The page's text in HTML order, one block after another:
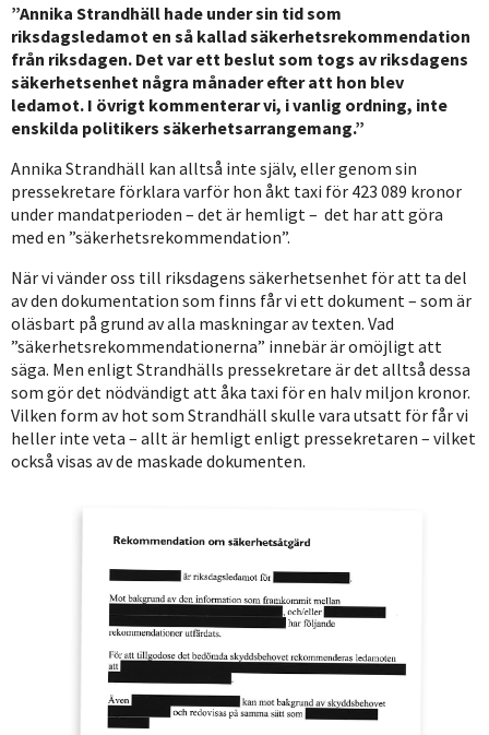
”Annika Strandhäll hade under sin tid som
riksdagsledamot en så kallad säkerhetsrekommendation
från riksdagen. Det var ett beslut som togs av riksdagens
säkerhetsenhet några månader efter att hon blev
ledamot. I övrigt kommenterar vi, i vanlig ordning, inte
enskilda politikers säkerhetsarrangemang.”
Annika Strandhäll kan alltså inte själv, eller genom sin
pressekretare förklara varför hon åkt taxi för 423 089 kronor
under mandatperioden – det är hemligt – det har att göra
med en ”säkerhetsrekommendation”.
När vi vänder oss till riksdagens säkerhetsenhet för att ta del
av den dokumentation som finns får vi ett dokument – som är
oläsbart på grund av alla maskningar av texten. Vad
”säkerhetsrekommendationerna” innebär är omöjligt att
säga. Men enligt Strandhälls pressekretare är det alltså dessa
som gör det nödvändigt att åka taxi för en halv miljon kronor.
Vilken form av hot som Strandhäll skulle vara utsatt för får vi
heller inte veta – allt är hemligt enligt pressekretaren – vilket
också visas av de maskade dokumenten.